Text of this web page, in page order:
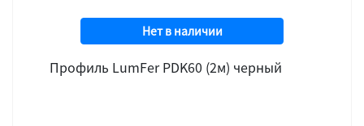
Нет в наличии
Профиль LumFer PDK60 (2м) черный